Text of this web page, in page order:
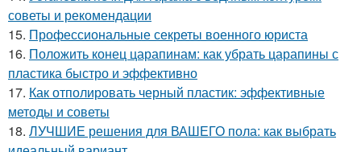
советы и рекомендации
15. Профессиональные секреты военного юриста
16. Положить конец царапинам: как убрать царапины с
пластика быстро и эффективно
17. Как отполировать черный пластик: эффективные
методы и советы
18. ЛУЧШИЕ решения для ВАШЕГО пола: как выбрать